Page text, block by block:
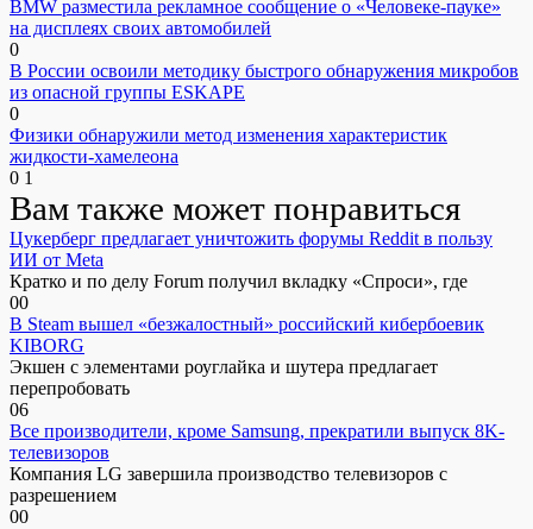
BMW разместила рекламное сообщение о «Человеке-пауке»
на дисплеях своих автомобилей
0
В России освоили методику быстрого обнаружения микробов
из опасной группы ESKAPE
0
Физики обнаружили метод изменения характеристик
жидкости-хамелеона
0 1
Вам также может понравиться
Цукерберг предлагает уничтожить форумы Reddit в пользу
ИИ от Meta
Кратко и по делу Forum получил вкладку «Спроси», где
00
В Steam вышел «безжалостный» российский кибербоевик
KIBORG
Экшен с элементами роуглайка и шутера предлагает
перепробовать
06
Все производители, кроме Samsung, прекратили выпуск 8K-
телевизоров
Компания LG завершила производство телевизоров с
разрешением
00